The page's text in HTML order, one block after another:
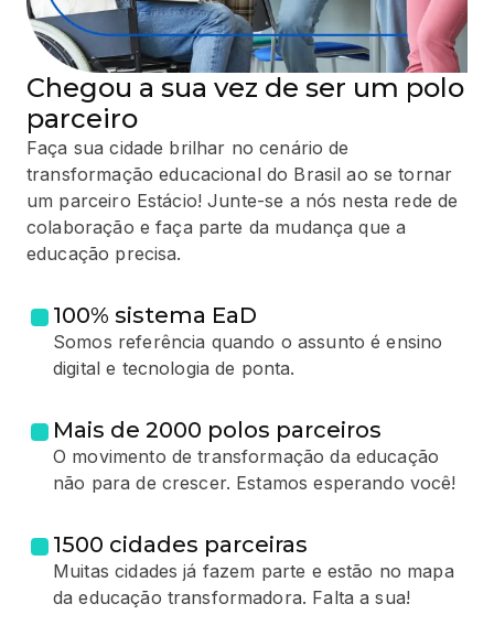
Chegou a sua vez de ser um polo
parceiro
Faça sua cidade brilhar no cenário de
transformação educacional do Brasil ao se tornar
um parceiro Estácio! Junte-se a nós nesta rede de
colaboração e faça parte da mudança que a
educação precisa.
100% sistema EaD
Somos referência quando o assunto é ensino
digital e tecnologia de ponta.
Mais de 2000 polos parceiros
O movimento de transformação da educação
não para de crescer. Estamos esperando você!
1500 cidades parceiras
Muitas cidades já fazem parte e estão no mapa
da educação transformadora. Falta a sua!